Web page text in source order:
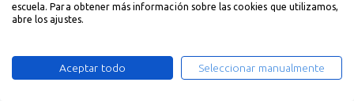
escuela. Para obtener más información sobre las cookies que utilizamos,
abre los ajustes.
Aceptar todo Seleccionar manualmente